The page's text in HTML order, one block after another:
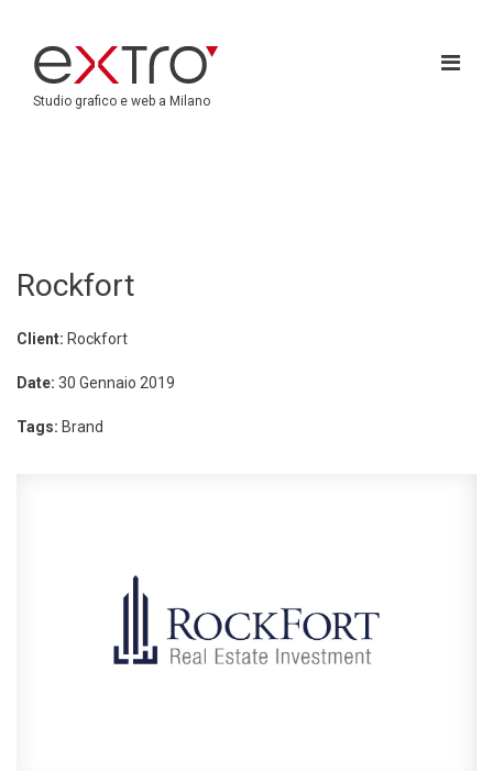
Studio grafico e web a Milano
Rockfort
Client: Rockfort
Date: 30 Gennaio 2019
Tags: Brand